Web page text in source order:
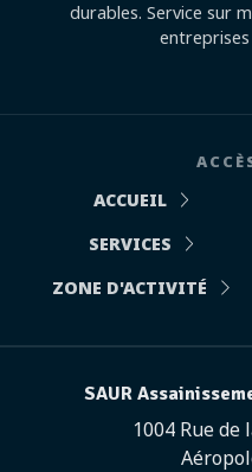
durables. Service sur
ACCUEIL
SERVICES
ZONE D'ACTIVITÉ
SAUR
1004 Rue de